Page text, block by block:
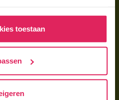
toestaan